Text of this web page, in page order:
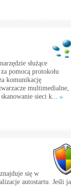
służące
pomocą protokołu
komunikację
multimedialne,
sieci k...
się w
autostartu. Jeśli